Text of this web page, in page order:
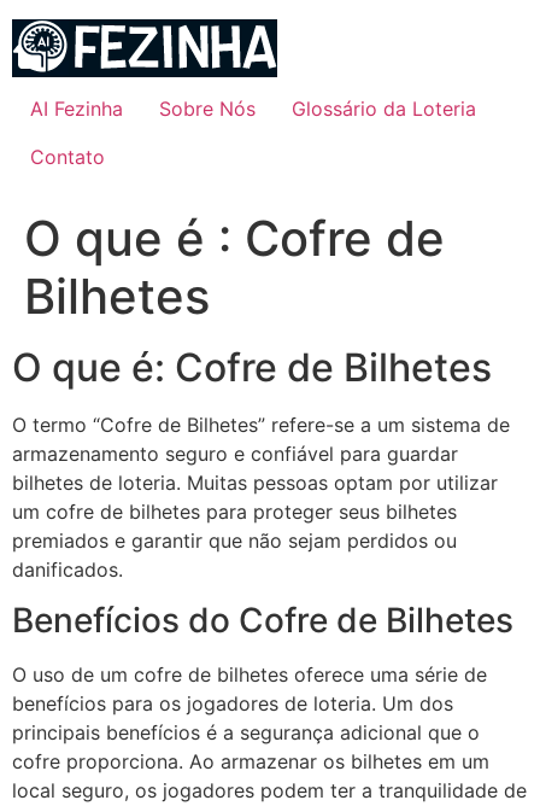
para
conteúdo
AI Fezinha Sobre Nós
Glossário da Loteria
Contato
O que é : Cofre de
Bilhetes
O que é: Cofre de Bilhetes
O termo “Cofre de Bilhetes” refere-se a um sistema de
armazenamento seguro e confiável para guardar
bilhetes de loteria. Muitas pessoas optam por utilizar
um cofre de bilhetes para proteger seus bilhetes
premiados e garantir que não sejam perdidos ou
danificados.
Benefícios do Cofre de Bilhetes
O uso de um cofre de bilhetes oferece uma série de
benefícios para os jogadores de loteria. Um dos
principais benefícios é a segurança adicional que o
cofre proporciona. Ao armazenar os bilhetes em um
local seguro, os jogadores podem ter a tranquilidade de